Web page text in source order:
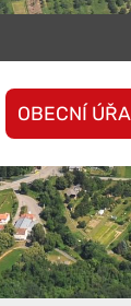
OBECNÍ